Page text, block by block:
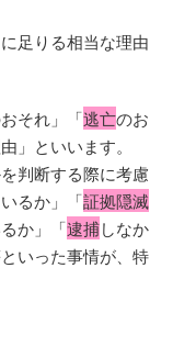
足りる相当な理由
それ」「逃亡のお
」といいます。
判断する際に考慮
るか」「証拠隠滅
か」「逮捕しなか
いった事情が、特